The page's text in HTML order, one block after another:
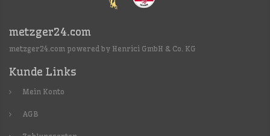
metzger24.com
metzger24.com powered by Henrici GmbH & Co. KG
Kunde Links
Mein Konto
AGB